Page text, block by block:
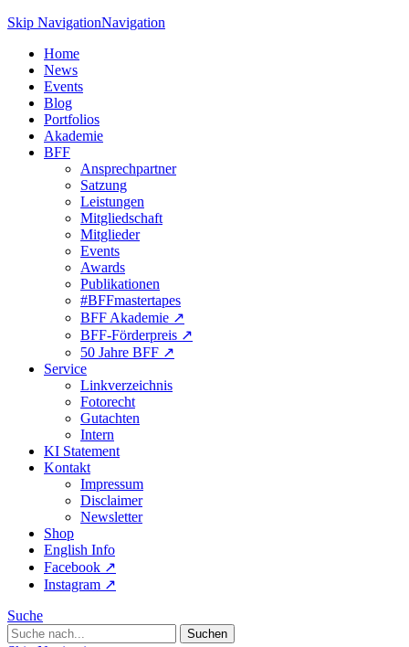
Skip NavigationNavigation
Home
News
Events
Blog
Portfolios
Akademie
BFF
Ansprechpartner
Satzung
Leistungen
Mitgliedschaft
Mitglieder
Events
Awards
Publikationen
#BFFmastertapes
BFF Akademie ↗︎
BFF-Förderpreis ↗︎
50 Jahre BFF ↗︎
Service
Linkverzeichnis
Fotorecht
Gutachten
Intern
KI Statement
Kontakt
Impressum
Disclaimer
Newsletter
Shop
English Info
Facebook ↗︎
Instagram ↗︎
Suche